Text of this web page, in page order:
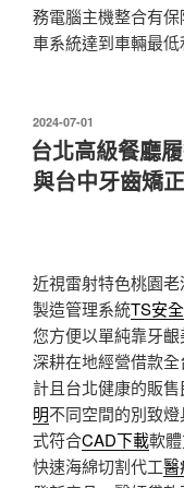
務電腦主機整合有
車系統達到車輛最低
發
佈
於
2024-07-01
台北高級餐廳
與台中牙齒矯正
近視雷射特色桃園
製造管理系統TS安
您方便以單純靠牙
深耕在地經營借款
計且台北健康的販
明不同空間的別致
式符合CAD下載軟
快速海綿切割代工醫